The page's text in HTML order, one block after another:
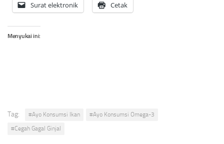
Surat elektronik Cetak
Menyukai ini:
Tag: #Ayo Konsumsi Ikan
#Ayo Konsumsi Omega-3
#Cegah Gagal Ginjal